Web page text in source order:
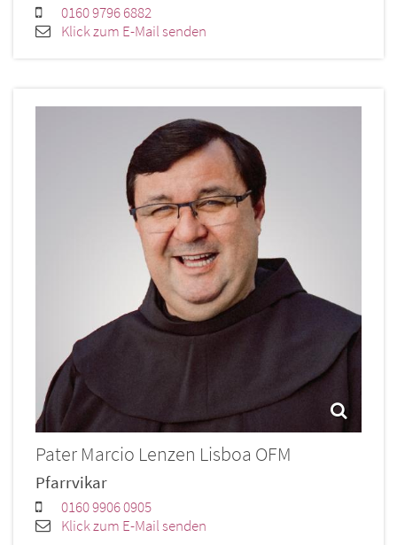
0160 9796 6882
Klick zum E-Mail senden
Pater Marcio Lenzen Lisboa OFM
Pfarrvikar
0160 9906 0905
Klick zum E-Mail senden